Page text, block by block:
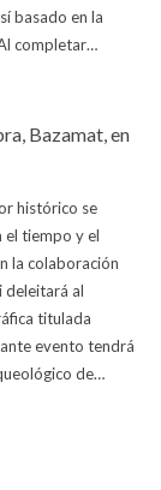
basado en la
completar…
Bazamat, en
histórico se
el tiempo y el
la colaboración
deleitará al
titulada
evento tendrá
de…